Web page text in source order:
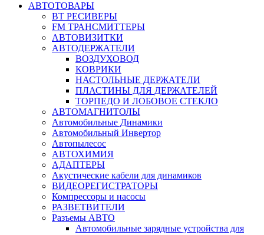
АВТОТОВАРЫ
BT РЕСИВЕРЫ
FM ТРАНСМИТТЕРЫ
АВТОВИЗИТКИ
АВТОДЕРЖАТЕЛИ
ВОЗДУХОВОД
КОВРИКИ
НАСТОЛЬНЫЕ ДЕРЖАТЕЛИ
ПЛАСТИНЫ ДЛЯ ДЕРЖАТЕЛЕЙ
ТОРПЕДО И ЛОБОВОЕ СТЕКЛО
АВТОМАГНИТОЛЫ
Автомобильные Динамики
Автомобильный Инвертор
Автопылесос
АВТОХИМИЯ
АДАПТЕРЫ
Акустические кабели для динамиков
ВИДЕОРЕГИСТРАТОРЫ
Компрессоры и насосы
РАЗВЕТВИТЕЛИ
Разъемы АВТО
Автомобильные зарядные устройства для